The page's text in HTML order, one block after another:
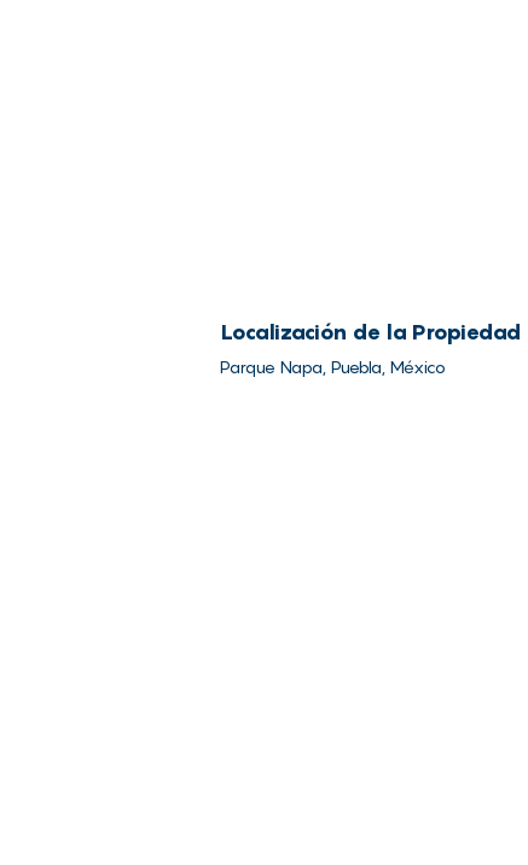
Localización de la Propiedad
Parque Napa, Puebla, México